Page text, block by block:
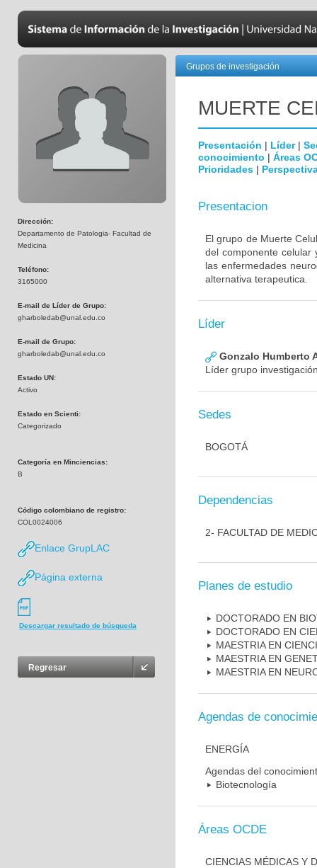
Dirección:
Departamento de Patologia- Facultad de
Medicina
Teléfono:
3165000
E-mail de Líder de Grupo:
gharboledab@unal.edu.co
E-mail de Grupo:
gharboledab@unal.edu.co
Estado UN:
Activo
Estado en Scienti:
Categorizado
Categoría en Minciencias:
B
Código colombiano de registro:
COL0024006
Enlace GrupLAC
Página externa
Descargar resultado de búsqueda
Regresar
Grupos de investigación
MUERTE
Presentación | Líder|
conocimiento | Áreas
Prioridades |
Presentacion
El grupo de Muerte
del componente celular
las enfermedades
alternativa terapeutica.
Líder
Gonzalo Humberto
Líder grupo
Sedes
BOGOTÁ
Dependencias
2- FACULTAD DE
Planes de estudio
DOCTORADO EN
DOCTORADO EN
MAESTRIA EN
MAESTRIA EN
MAESTRIA EN
Agendas de
ENERGÍA
Agendas del
Biotecnología
Áreas OCDE
CIENCIAS MÉDICAS Y